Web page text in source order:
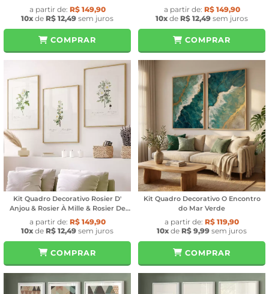
Gold
a partir de: R$ 149,90
10x de R$ 12,49 sem juros
COMPRAR
Belladonna
a partir de: R$ 149,90
10x de R$ 12,49 sem juros
COMPRAR
Kit Quadro Decorativo Rosier D'
Anjou & Rosier À Mille & Rosier De
Marienbourg
a partir de: R$ 149,90
10x de R$ 12,49 sem juros
COMPRAR
Kit Quadro Decorativo O Encontro
do Mar Verde
a partir de: R$ 119,90
10x de R$ 9,99 sem juros
COMPRAR